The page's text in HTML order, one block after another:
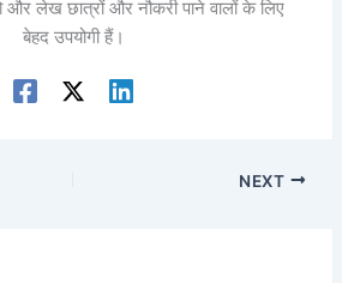
और लेख छात्रों और नौकरी पाने वालों के लिए
बेहद उपयोगी हैं।
NEXT